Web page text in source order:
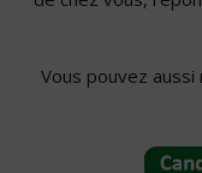
Vous pouvez